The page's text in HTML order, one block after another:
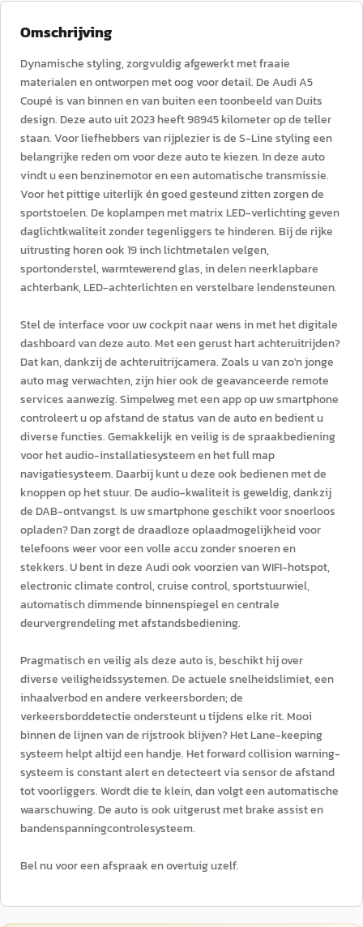
Omschrijving
Dynamische styling, zorgvuldig afgewerkt met fraaie
materialen en ontworpen met oog voor detail. De Audi A5
Coupé is van binnen en van buiten een toonbeeld van Duits
design. Deze auto uit 2023 heeft 98945 kilometer op de teller
staan. Voor liefhebbers van rijplezier is de S-Line styling een
belangrijke reden om voor deze auto te kiezen. In deze auto
vindt u een benzinemotor en een automatische transmissie.
Voor het pittige uiterlijk én goed gesteund zitten zorgen de
sportstoelen. De koplampen met matrix LED-verlichting geven
daglichtkwaliteit zonder tegenliggers te hinderen. Bij de rijke
uitrusting horen ook 19 inch lichtmetalen velgen,
sportonderstel, warmtewerend glas, in delen neerklapbare
achterbank, LED-achterlichten en verstelbare lendensteunen.
Stel de interface voor uw cockpit naar wens in met het digitale
dashboard van deze auto. Met een gerust hart achteruitrijden?
Dat kan, dankzij de achteruitrijcamera. Zoals u van zo'n jonge
auto mag verwachten, zijn hier ook de geavanceerde remote
services aanwezig. Simpelweg met een app op uw smartphone
controleert u op afstand de status van de auto en bedient u
diverse functies. Gemakkelijk en veilig is de spraakbediening
voor het audio-installatiesysteem en het full map
navigatiesysteem. Daarbij kunt u deze ook bedienen met de
knoppen op het stuur. De audio-kwaliteit is geweldig, dankzij
de DAB-ontvangst. Is uw smartphone geschikt voor snoerloos
opladen? Dan zorgt de draadloze oplaadmogelijkheid voor
telefoons weer voor een volle accu zonder snoeren en
stekkers. U bent in deze Audi ook voorzien van WIFI-hotspot,
electronic climate control, cruise control, sportstuurwiel,
automatisch dimmende binnenspiegel en centrale
deurvergrendeling met afstandsbediening.
Pragmatisch en veilig als deze auto is, beschikt hij over
diverse veiligheidssystemen. De actuele snelheidslimiet, een
inhaalverbod en andere verkeersborden; de
verkeersborddetectie ondersteunt u tijdens elke rit. Mooi
binnen de lijnen van de rijstrook blijven? Het Lane-keeping
systeem helpt altijd een handje. Het forward collision warning-
systeem is constant alert en detecteert via sensor de afstand
tot voorliggers. Wordt die te klein, dan volgt een automatische
waarschuwing. De auto is ook uitgerust met brake assist en
bandenspanningcontrolesysteem.
Bel nu voor een afspraak en overtuig uzelf.